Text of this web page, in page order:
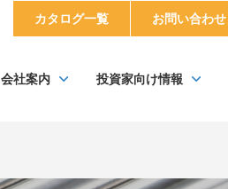
カタログ一覧 お問い合わせ
会社案内 投資家向け情報